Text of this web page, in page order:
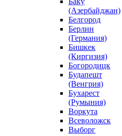
(Азербайджан)
Белгород
Берлин
(Германия)
Бишкек
(Киргизия)
Богородицк
Будапешт
(Венгрия)
Бухарест
(Румыния)
Воркута
Всеволожск
Выборг